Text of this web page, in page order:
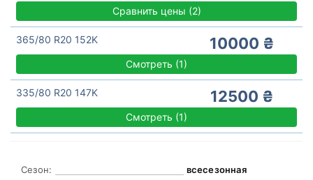
Сравнить цены (2)
365/80 R20 152K 10000 ₴
Смотреть (1)
335/80 R20 147K 12500 ₴
Смотреть (1)
Сезон:
всесезонная